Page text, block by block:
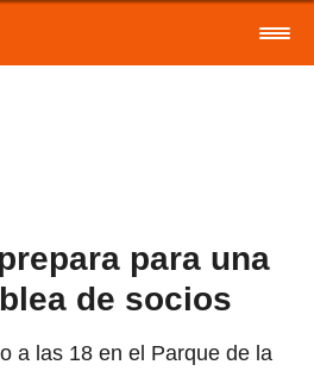
para una
de socios
a las 18 en el Parque de la